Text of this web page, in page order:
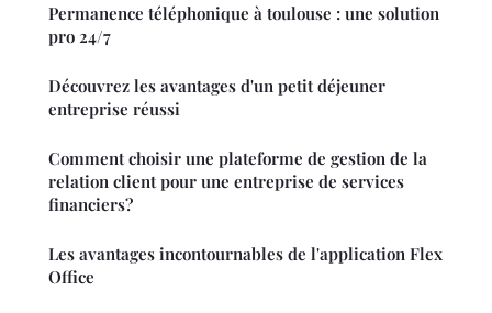
Permanence téléphonique à toulouse : une solution
pro 24/7
Découvrez les avantages d'un petit déjeuner
entreprise réussi
Comment choisir une plateforme de gestion de la
relation client pour une entreprise de services
financiers?
Les avantages incontournables de l'application Flex
Office